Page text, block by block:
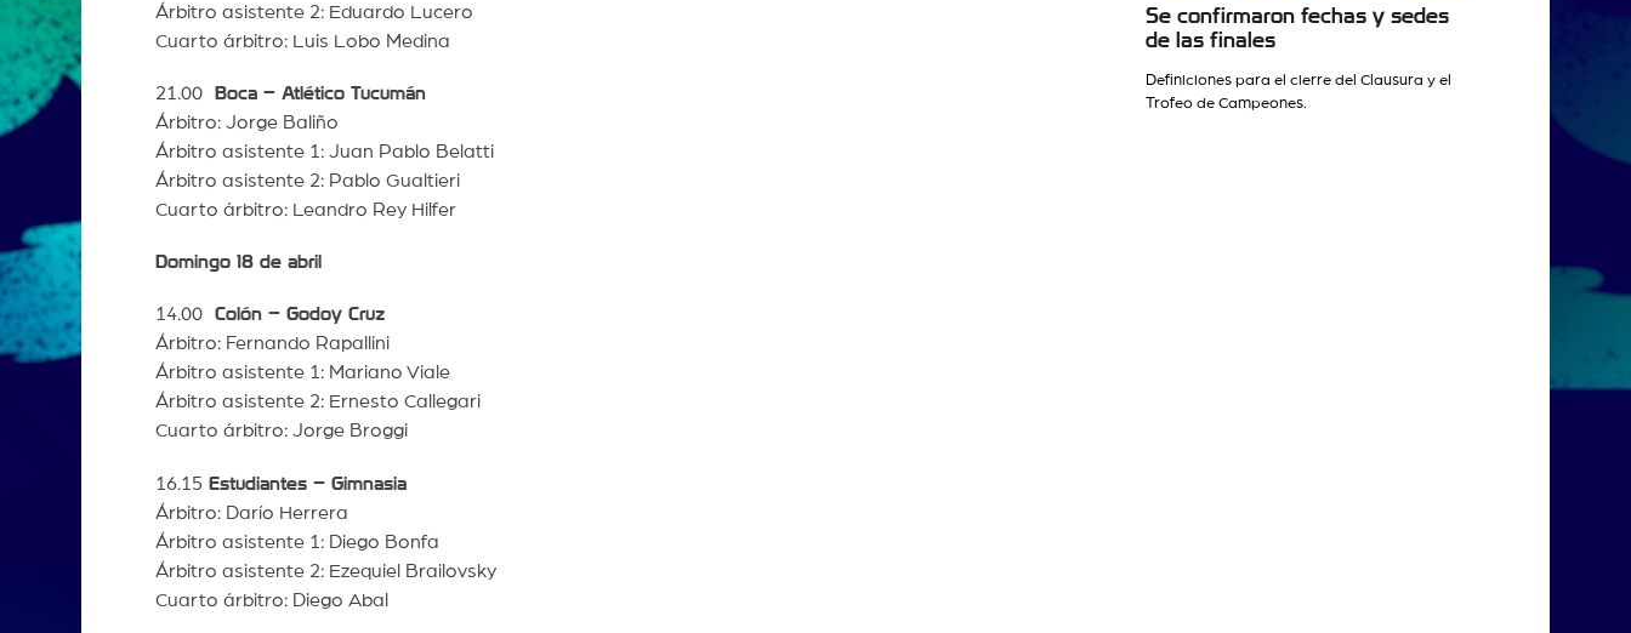
Árbitro asistente 2: Eduardo Lucero
Cuarto árbitro: Luis Lobo Medina
21.00
Boca – Atlético Tucumán
Árbitro: Jorge Baliño
Árbitro asistente 1: Juan Pablo Belatti
Árbitro asistente 2: Pablo Gualtieri
Cuarto árbitro: Leandro Rey Hilfer
Domingo 18 de abril
14.00 Colón – Godoy Cruz
Árbitro: Fernando Rapallini
Árbitro asistente 1: Mariano Viale
Árbitro asistente 2: Ernesto Callegari
Cuarto árbitro: Jorge Broggi
16.15 Estudiantes – Gimnasia
Árbitro: Darío Herrera
Árbitro asistente 1: Diego Bonfa
Árbitro asistente 2: Ezequiel Brailovsky
Cuarto árbitro: Diego Abal
Se confirmaron fechas y sedes
de las finales
Definiciones para el cierre del Clausura y el
Trofeo de Campeones.